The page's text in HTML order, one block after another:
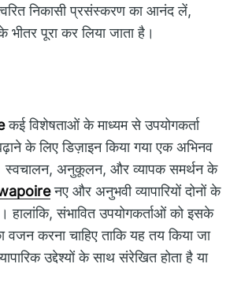
निकासी प्रसंस्करण का आनंद लें,
पूरा कर लिया जाता है।
कई विशेषताओं के माध्यम से उपयोगकर्ता
के लिए डिज़ाइन किया गया एक अभिनव
स्वचालन, अनुकूलन, और व्यापक समर्थन के
नए और अनुभवी व्यापारियों दोनों के
हालांकि, संभावित उपयोगकर्ताओं को इसके
करना चाहिए ताकि यह तय किया जा
उद्देश्यों के साथ संरेखित होता है या